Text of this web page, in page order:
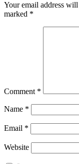
Your email address
marked *
Comment *
Name *
Email *
Website